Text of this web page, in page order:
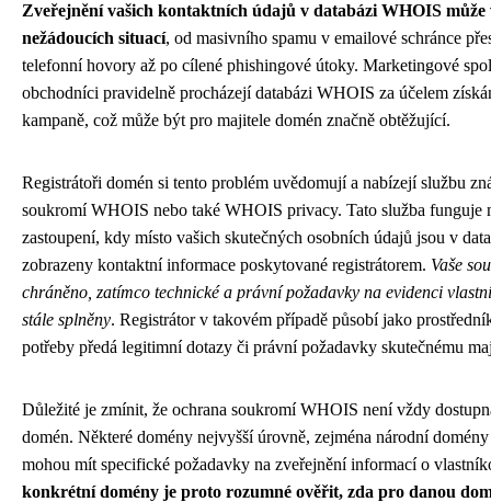
Zveřejnění vašich kontaktních údajů v databázi WHOIS může
nežádoucích situací, od masivního spamu v emailové schránce
telefonní hovory až po cílené phishingové útoky. Marketingové
obchodníci pravidelně procházejí databázi WHOIS za účelem
kampaně, což může být pro majitele domén značně obtěžující.
Registrátoři domén si tento problém uvědomují a nabízejí službu
soukromí WHOIS nebo také WHOIS privacy. Tato služba funguje
zastoupení, kdy místo vašich skutečných osobních údajů jsou v
zobrazeny kontaktní informace poskytované registrátorem. Vaše
chráněno, zatímco technické a právní požadavky na evidenci
stále splněny. Registrátor v takovém případě působí jako
potřeby předá legitimní dotazy či právní požadavky skutečnému
Důležité je zmínit, že ochrana soukromí WHOIS není vždy
domén. Některé domény nejvyšší úrovně, zejména národní
mohou mít specifické požadavky na zveřejnění informací o
konkrétní domény je proto rozumné ověřit, zda pro danou